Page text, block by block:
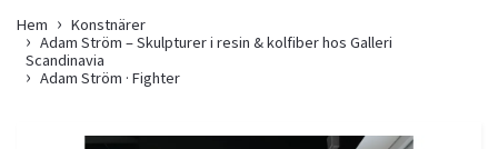
Hem
Konstnärer
Adam Ström – Skulpturer i resin & kolfiber hos Galleri
Scandinavia
Adam Ström · Fighter